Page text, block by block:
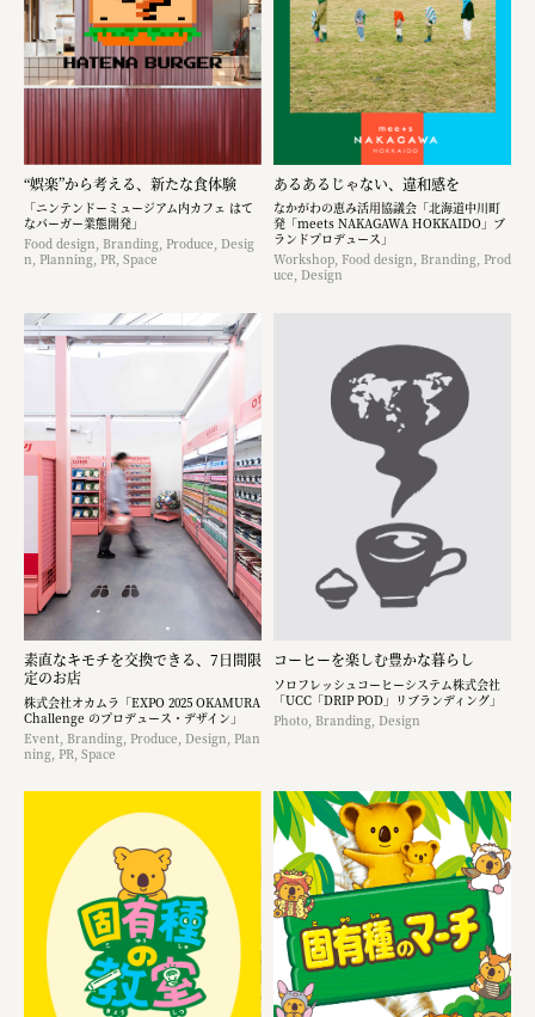
“娯楽”から考える、新たな食体験
「ニンテンドーミュージアム内カフェ はて
なバーガー業態開発」
Food design, Branding, Produce, Desig
n, Planning, PR, Space
あるあるじゃない、違和感を
なかがわの恵み活用協議会「北海道中川町
発「meets NAKAGAWA HOKKAIDO」ブ
ランドプロデュース」
Workshop, Food design, Branding, Prod
uce, Design
素直なキモチを交換できる、7日間限
定のお店
株式会社オカムラ「EXPO 2025 OKAMURA
Challenge のプロデュース・デザイン」
Event, Branding, Produce, Design, Plan
ning, PR, Space
コーヒーを楽しむ豊かな暮らし
ソロフレッシュコーヒーシステム株式会社
「UCC「DRIP POD」リブランディング」
Photo, Branding, Design